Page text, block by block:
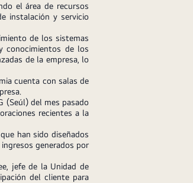
el área de recursos
instalación y servicio
de los sistemas
conocimientos de los
de la empresa, lo
cuenta con salas de
(Seúl) del mes pasado
recientes a la
han sido diseñados
generados por
jefe de la Unidad de
del cliente para